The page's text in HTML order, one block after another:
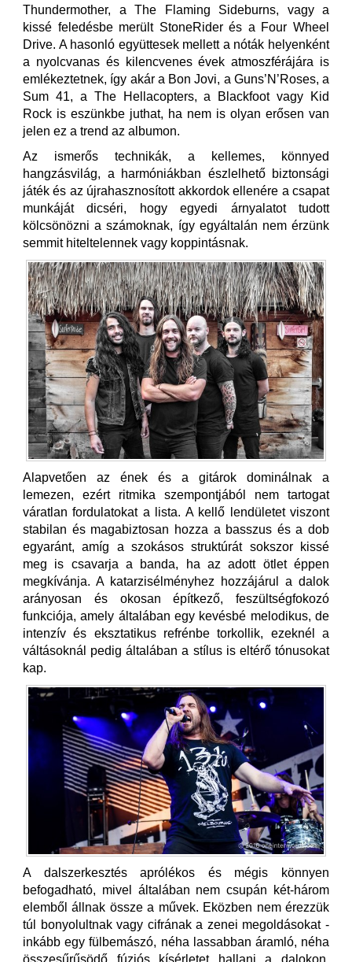
Thundermother, a The Flaming Sideburns, vagy a
kissé feledésbe merült StoneRider és a Four Wheel
Drive. A hasonló együttesek mellett a nóták helyenként
a nyolcvanas és kilencvenes évek atmoszférájára is
emlékeztetnek, így akár a Bon Jovi, a Guns’N’Roses, a
Sum 41, a The Hellacopters, a Blackfoot vagy Kid
Rock is eszünkbe juthat, ha nem is olyan erősen van
jelen ez a trend az albumon.
Az ismerős technikák, a kellemes, könnyed
hangzásvilág, a harmóniákban észlelhető biztonsági
játék és az újrahasznosított akkordok ellenére a csapat
munkáját dicséri, hogy egyedi árnyalatot tudott
kölcsönözni a számoknak, így egyáltalán nem érzünk
semmit hiteltelennek vagy koppintásnak.
Alapvetően az ének és a gitárok dominálnak a
lemezen, ezért ritmika szempontjából nem tartogat
váratlan fordulatokat a lista. A kellő lendületet viszont
stabilan és magabiztosan hozza a basszus és a dob
egyaránt, amíg a szokásos struktúrát sokszor kissé
meg is csavarja a banda, ha az adott ötlet éppen
megkívánja. A katarzisélményhez hozzájárul a dalok
arányosan és okosan építkező, feszültségfokozó
funkciója, amely általában egy kevésbé melodikus, de
intenzív és eksztatikus refrénbe torkollik, ezeknél a
váltásoknál pedig általában a stílus is eltérő tónusokat
kap.
A dalszerkesztés aprólékos és mégis könnyen
befogadható, mivel általában nem csupán két-három
elemből állnak össze a művek. Eközben nem érezzük
túl bonyolultnak vagy cifrának a zenei megoldásokat -
inkább egy fülbemászó, néha lassabban áramló, néha